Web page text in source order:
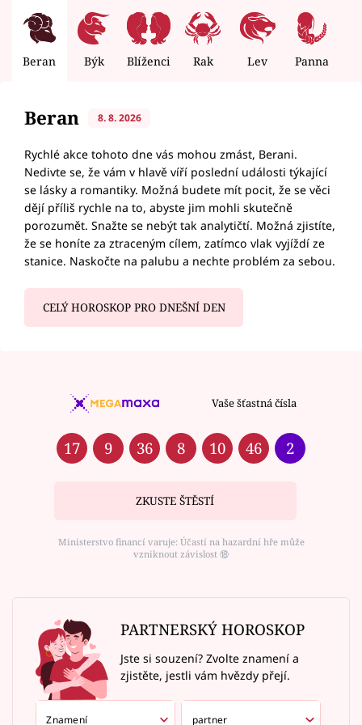
Beran Býk Blíženci Rak Lev Panna
Beran 8. 8. 2026
Rychlé akce tohoto dne vás mohou zmást, Berani.
Nedivte se, že vám v hlavě víří poslední události týkající
se lásky a romantiky. Možná budete mít pocit, že se věci
dějí příliš rychle na to, abyste jim mohli skutečně
porozumět. Snažte se nebýt tak analytičtí. Možná zjistíte,
že se honíte za ztraceným cílem, zatímco vlak vyjíždí ze
stanice. Naskočte na palubu a nechte problém za sebou.
CELÝ HOROSKOP PRO DNEŠNÍ DEN
Vaše šťastná čísla
17 9 36 8 10 46 2
ZKUSTE ŠTĚSTÍ
Ministerstvo financí varuje: Účastí na hazardní hře může
vzniknout závislost ⑱
PARTNERSKÝ HOROSKOP
Jste si souzení? Zvolte znamení a
zjistěte, jestli vám hvězdy přejí.